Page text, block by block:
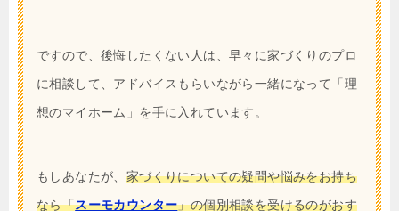
ですので、後悔したくない人は、早々に家づくりのプロ
に相談して、アドバイスもらいながら一緒になって「理
想のマイホーム」を手に入れています。
もしあなたが、 家づくりについての疑問や悩みをお持ち
なら「スーモカウンター」の個別相談を受けるのがおす